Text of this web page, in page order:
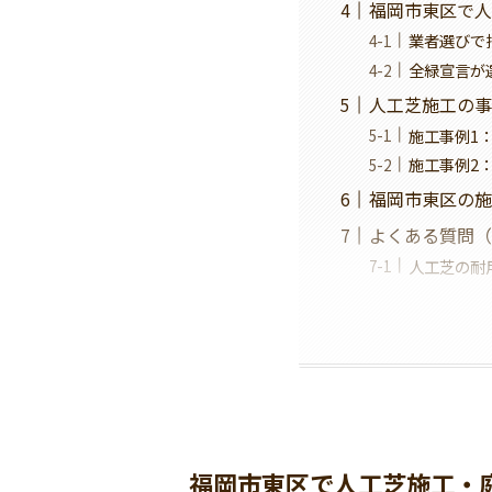
福岡市東区で
業者選びで
全緑宣言が
人工芝施工の
施工事例1
施工事例2
福岡市東区の
よくある質問
人工芝の
福岡市東区で人工芝施工・